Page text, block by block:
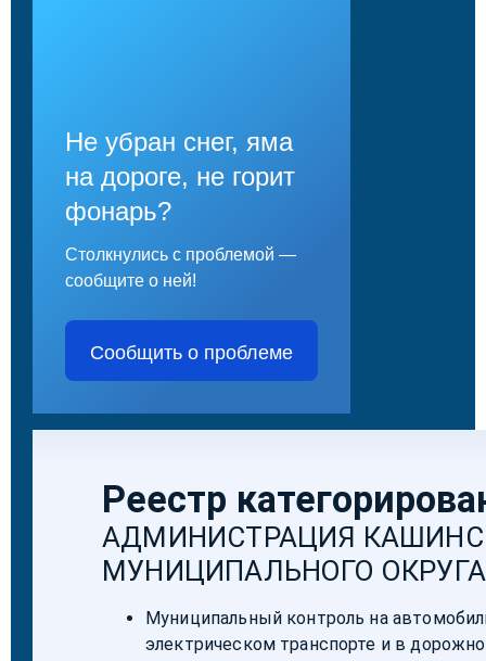
Не убран снег, яма
на дороге, не горит
фонарь?
Столкнулись с проблемой —
сообщите о ней!
Сообщить о проблеме